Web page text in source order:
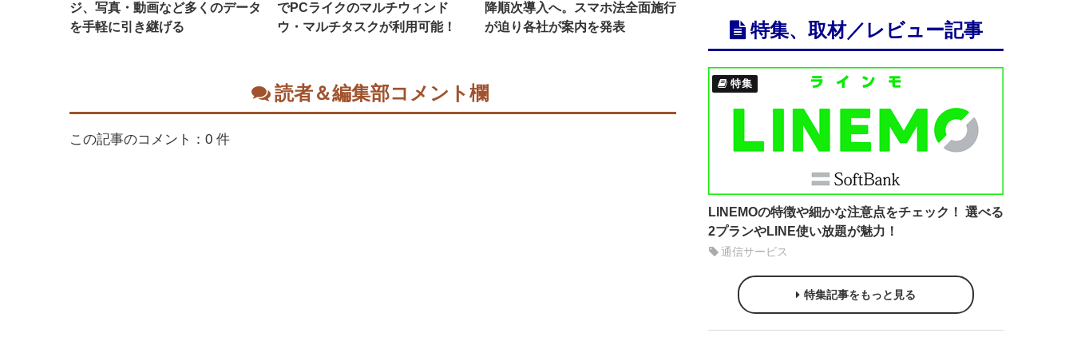
ジ、写真・動画など多くのデータ
を手軽に引き継げる
でPCライクのマルチウィンド
ウ・マルチタスクが利用可能！
降順次導入へ。スマホ法全面施行
が迫り各社が案内を発表
読者＆編集部コメント欄
この記事のコメント：0 件
特集、取材／レビュー記事
特集
LINEMOの特徴や細かな注意点をチェック！ 選べる
2プランやLINE使い放題が魅力！
通信サービス
特集記事をもっと見る